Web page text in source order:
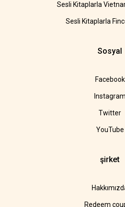
Sesli Kitaplarla
Sesli Kitaplarla
Sosyal
Facebook
Instagram
Twitter
YouTube
şirket
Redeem